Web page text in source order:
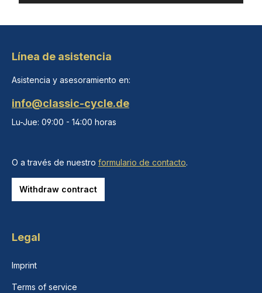
Línea de asistencia
Asistencia y asesoramiento en:
info@classic-cycle.de
Lu-Jue: 09:00 - 14:00 horas
O a través de nuestro formulario de contacto.
Withdraw contract
Legal
Imprint
Terms of service